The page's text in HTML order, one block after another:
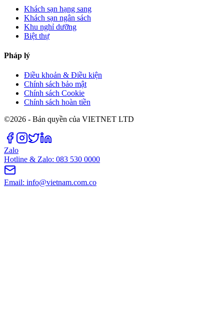
Khách sạn hạng sang
Khách sạn ngân sách
Khu nghỉ dưỡng
Biệt thự
Pháp lý
Điều khoản & Điều kiện
Chính sách bảo mật
Chính sách Cookie
Chính sách hoàn tiền
©2026 - Bản quyền của VIETNET LTD
Zalo
Hotline & Zalo: 083 530 0000
Email: info@vietnam.com.co